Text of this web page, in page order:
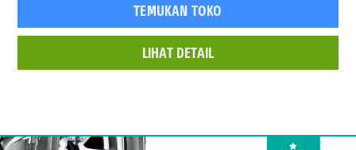
TEMUKAN TOKO
LIHAT DETAIL